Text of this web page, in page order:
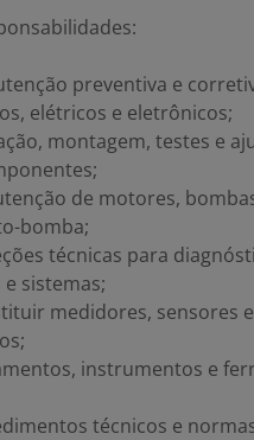
preventiva e
elétricos e eletrônicos;
montagem, testes e
de motores,
bomba;
técnicas para
sistemas;
medidores, sensores
instrumentos e
técnicos e